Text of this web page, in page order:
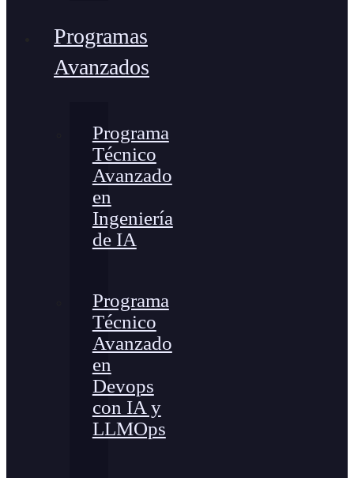
Programas
Avanzados
Programa
Técnico
Avanzado
en
Ingeniería
de IA
Programa
Técnico
Avanzado
en
Devops
con IA y
LLMOps